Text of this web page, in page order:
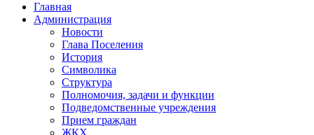
Главная
Администрация
Новости
Глава Поселения
История
Символика
Структура
Полномочия, задачи и функции
Подведомственные учреждения
Прием граждан
ЖКХ